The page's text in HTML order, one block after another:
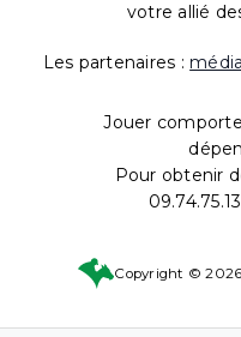
votre allié
Les partenaires :
Jouer
Pour obtenir
Copyright © 2026